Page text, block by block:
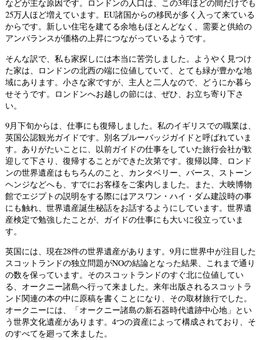
などが主な原因です。ロンドンの人口は、この3年ほどの間だけでも
25万人ほど増えています。EU諸国からの移民が多く入って来ている
からです。新しい住宅を建てる余地もほとんどなく、需要と供給の
アンバランスが価格の上昇につながっているようです。
そんな訳で、私も家探しには本当に苦労しました。ようやく見つけ
た家は、ロンドンの北西の端に位値していて、とても緑が豊かな地
域にあります。小さな家ですが、主人と二人なので、どうにか暮ら
せそうです。ロンドンへお越しの節には、ぜひ、お立ち寄り下さ
い。
9月下旬からは、仕事にも復帰しました。私のイギリスでの職業は、
英国公認観光ガイドです。別名ブルーバッジガイドと呼ばれていま
す。ありがたいことに、以前ガイドの仕事をしていた旅行会社が歓
迎して下さり、復帰することができた次第です。復帰以降、ロンド
ンの世界遺産はもちろんのこと、カンタベリー、バース、ストーン
ヘンジなどへも、すでにお客様をご案内しました。また、大映博物
館でエジプトの説明をする際にはアスワン・ハイ・ダム建設時の事
にも触れ、世界遺産誕生秘話をお話するようにしています。世界遺
産検定で勉強したことが、ガイドの仕事にも大いに役立っていま
す。
英国には、現在28件の世界遺産があります。9月に世界中が注目した
スコットランドの独立問題がNOの結論となった結果、これまで通り
の数を保っています。そのスコットランドのすぐ北に位値してい
る、オークニー諸島へ行って来ました。来年出版されるスコットラ
ンド関連の本の中に原稿を書くことになり、その取材旅行でした。
オークニーには、「オークニー諸島の新石器時代遺跡中心地」とい
う世界文化遺産があります。4つの資産によって構成されており、そ
のすべてを廻って来ました。